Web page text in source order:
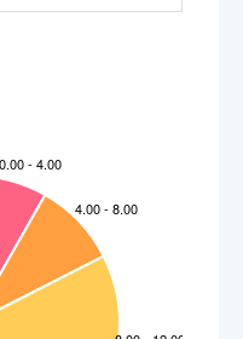
prejela
da par
čez
DNK
ki je bistvo dedovanja.
ogrodja, na katerega
in
ter timin in citozin. To
količini gvanina in količina
nukleotidi so povezani z
polinukleotidno verigo. Dve
tako tvorita dvojno vijačnico,
imenujemo
desnosučna